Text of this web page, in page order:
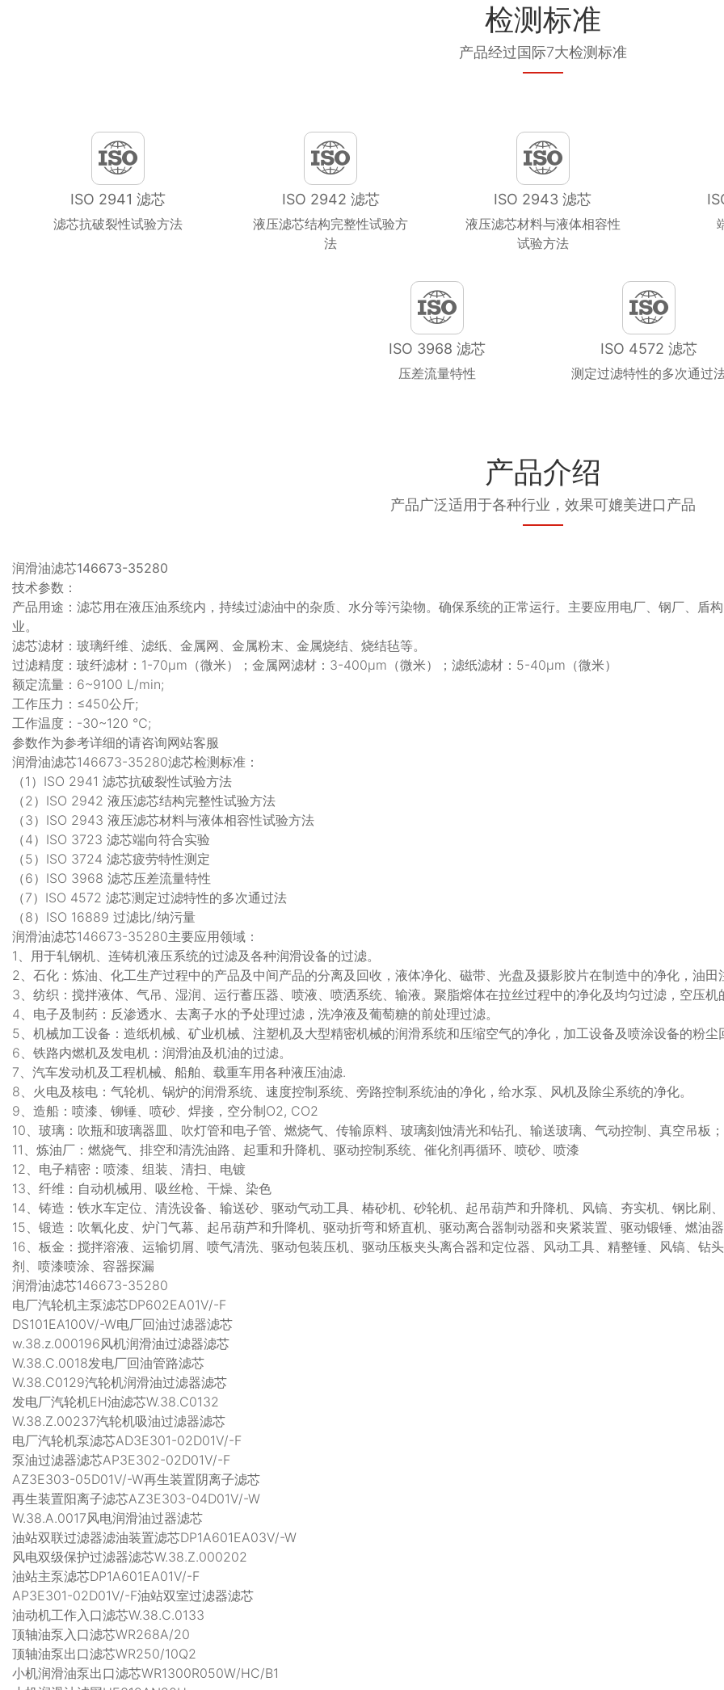
检测标准
产品经过国际7大检测标准
ISO 2941 滤芯
滤芯抗破裂性试验方法
ISO 2942 滤芯
液压滤芯结构完整性试验方
法
ISO 2943 滤芯
液压滤芯材料与液体相容性
试验方法
ISO 3968 滤芯
压差流量特性
ISO 4572 滤芯
测定过滤特性的多次通过
产品介绍
产品广泛适用于各种行业，效果可媲美进口产品
润滑油滤芯146673-35280
技术参数：
产品用途：滤芯用在液压油系统内，持续过滤油中的杂质、水分等污染物。确保系统的正常运行。主要应用电厂、钢厂、盾
业。
滤芯滤材：玻璃纤维、滤纸、金属网、金属粉末、金属烧结、烧结毡等。
过滤精度：玻纤滤材：1-70μm（微米）；金属网滤材：3-400μm（微米）；滤纸滤材：5-40μm（微米）
额定流量：6~9100 L/min;
工作压力：≤450公斤;
工作温度：-30~120 ℃;
参数作为参考详细的请咨询网站客服
润滑油滤芯146673-35280滤芯检测标准：
（1）ISO 2941 滤芯抗破裂性试验方法
（2）ISO 2942 液压滤芯结构完整性试验方法
（3）ISO 2943 液压滤芯材料与液体相容性试验方法
（4）ISO 3723 滤芯端向符合实验
（5）ISO 3724 滤芯疲劳特性测定
（6）ISO 3968 滤芯压差流量特性
（7）ISO 4572 滤芯测定过滤特性的多次通过法
（8）ISO 16889 过滤比/纳污量
润滑油滤芯146673-35280主要应用领域：
1、用于轧钢机、连铸机液压系统的过滤及各种润滑设备的过滤。
2、石化：炼油、化工生产过程中的产品及中间产品的分离及回收，液体净化、磁带、光盘及摄影胶片在制造中的净化，油
3、纺织：搅拌液体、气吊、湿润、运行蓄压器、喷液、喷洒系统、输液。聚脂熔体在拉丝过程中的净化及均匀过滤，空压
4、电子及制药：反渗透水、去离子水的予处理过滤，洗净液及葡萄糖的前处理过滤。
5、机械加工设备：造纸机械、矿业机械、注塑机及大型精密机械的润滑系统和压缩空气的净化，加工设备及喷涂设备的粉尘
6、铁路内燃机及发电机：润滑油及机油的过滤。
7、汽车发动机及工程机械、船舶、载重车用各种液压油滤.
8、火电及核电：气轮机、锅炉的润滑系统、速度控制系统、旁路控制系统油的净化，给水泵、风机及除尘系统的净化。
9、造船：喷漆、铆锤、喷砂、焊接，空分制O2, CO2
10、玻璃：吹瓶和玻璃器皿、吹灯管和电子管、燃烧气、传输原料、玻璃刻蚀清光和钻孔、输送玻璃、气动控制、真空吊板
11、炼油厂：燃烧气、排空和清洗油路、起重和升降机、驱动控制系统、催化剂再循环、喷砂、喷漆
12、电子精密：喷漆、组装、清扫、电镀
13、纤维：自动机械用、吸丝枪、干燥、染色
14、铸造：铁水车定位、清洗设备、输送砂、驱动气动工具、椿砂机、砂轮机、起吊葫芦和升降机、风镐、夯实机、钢比刷
15、锻造：吹氧化皮、炉门气幕、起吊葫芦和升降机、驱动折弯和矫直机、驱动离合器制动器和夹紧装置、驱动锻锤、燃油器
16、板金：搅拌溶液、运输切屑、喷气清洗、驱动包装压机、驱动压板夹头离合器和定位器、风动工具、精整锤、风镐、钻
剂、喷漆喷涂、容器探漏
润滑油滤芯146673-35280
电厂汽轮机主泵滤芯DP602EA01V/-F
DS101EA100V/-W电厂回油过滤器滤芯
w.38.z.000196风机润滑油过滤器滤芯
W.38.C.0018发电厂回油管路滤芯
W.38.C0129汽轮机润滑油过滤器滤芯
发电厂汽轮机EH油滤芯W.38.C0132
W.38.Z.00237汽轮机吸油过滤器滤芯
电厂汽轮机泵滤芯AD3E301-02D01V/-F
泵油过滤器滤芯AP3E302-02D01V/-F
AZ3E303-05D01V/-W再生装置阴离子滤芯
再生装置阳离子滤芯AZ3E303-04D01V/-W
W.38.A.0017风电润滑油过器滤芯
油站双联过滤器滤油装置滤芯DP1A601EA03V/-W
风电双级保护过滤器滤芯W.38.Z.000202
油站主泵滤芯DP1A601EA01V/-F
AP3E301-02D01V/-F油站双室过滤器滤芯
油动机工作入口滤芯W.38.C.0133
顶轴油泵入口滤芯WR268A/20
顶轴油泵出口滤芯WR250/10Q2
小机润滑油泵出口滤芯WR1300R050W/HC/B1